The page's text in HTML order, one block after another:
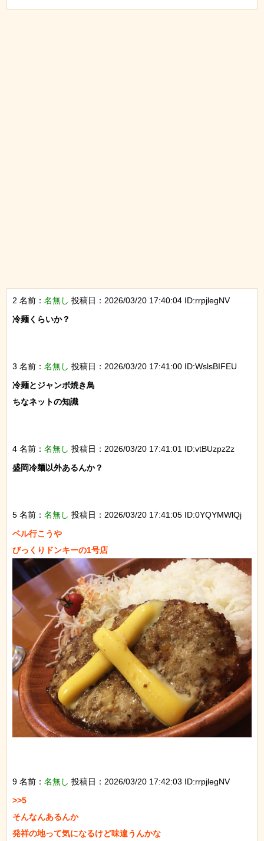
2 名前： 名無し 投稿日：2026/03/20 17:40:04 ID:rrpjlegNV
冷麺くらいか？
3 名前： 名無し 投稿日：2026/03/20 17:41:00 ID:WslsBIFEU
冷麺とジャンボ焼き鳥
ちなネットの知識
4 名前： 名無し 投稿日：2026/03/20 17:41:01 ID:vtBUzpz2z
盛岡冷麺以外あるんか？
5 名前： 名無し 投稿日：2026/03/20 17:41:05 ID:0YQYMWlQj
ベル行こうや
9 名前： 名無し 投稿日：2026/03/20 17:42:03 ID:rrpjlegNV
>>5
そんなんあるんか
発祥の地って気になるけど味違うんかな